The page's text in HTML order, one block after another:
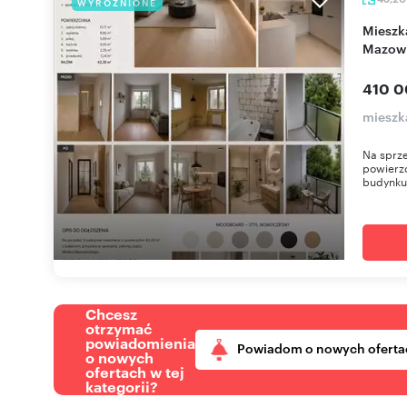
Mieszkanie 43 m² z balkonem w Mińsku
410
Na
Chcesz
otrzymać
powiadomienia
o nowych
ofertach w tej
kategorii?
Powiadom o nowych